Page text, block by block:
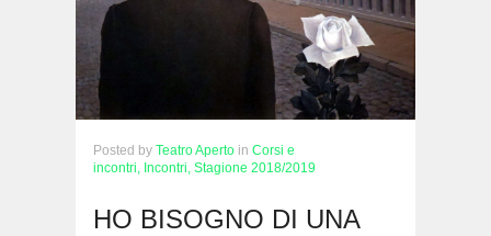
Posted by Teatro Aperto in Corsi e
incontri, Incontri, Stagione 2018/2019
HO BISOGNO DI UNA